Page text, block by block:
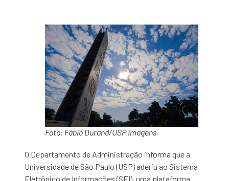
Foto: Fábio Durand/USP Imagens
O Departamento de Administração informa que a
Universidade de São Paulo (USP) aderiu ao Sistema
Eletrônico de Informações (SEI), uma plataforma